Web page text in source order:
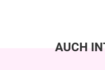
AUCH